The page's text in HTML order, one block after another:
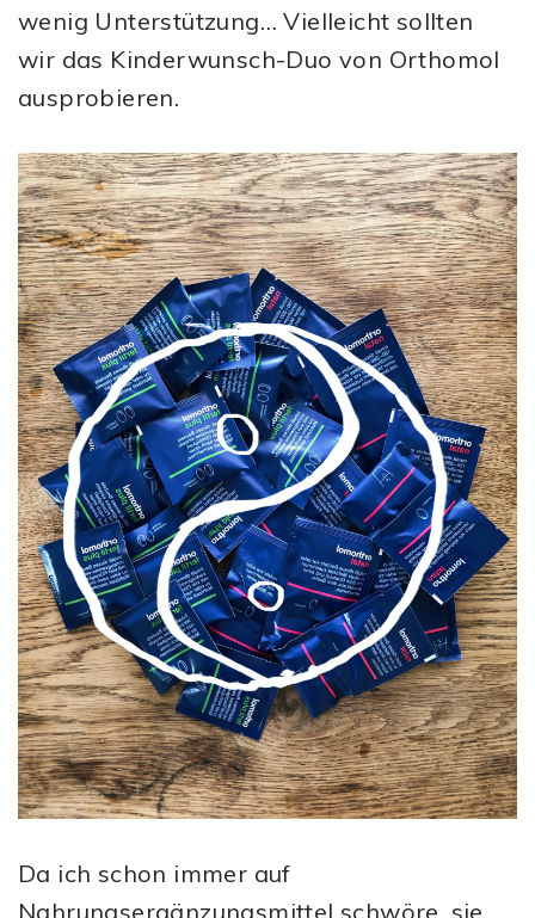
wenig Unterstützung… Vielleicht sollten
wir das Kinderwunsch-Duo von Orthomol
ausprobieren.
Da ich schon immer auf
Nahrungsergänzungsmittel schwöre, sie